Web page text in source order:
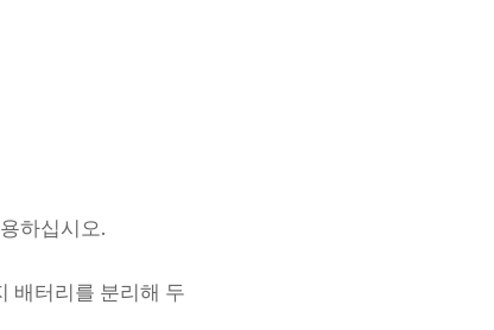
하십시오.
배터리를 분리해 두